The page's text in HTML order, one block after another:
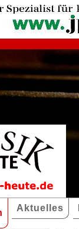
Aktuelles